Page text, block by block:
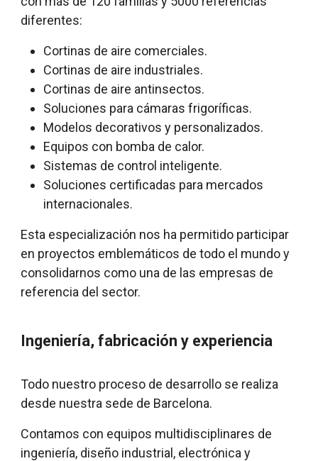
diferentes:
Cortinas de aire comerciales.
Cortinas de aire industriales.
Cortinas de aire antinsectos.
Soluciones para cámaras frigoríficas.
Modelos decorativos y personalizados.
Equipos con bomba de calor.
Sistemas de control inteligente.
Soluciones certificadas para mercados
internacionales.
Esta especialización nos ha permitido participar
en proyectos emblemáticos de todo el mundo y
consolidarnos como una de las empresas de
referencia del sector.
Ingeniería, fabricación y experiencia
Todo nuestro proceso de desarrollo se realiza
desde nuestra sede de Barcelona.
Contamos con equipos multidisciplinares de
ingeniería, diseño industrial, electrónica y